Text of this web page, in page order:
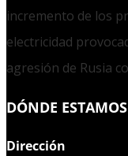
incremento de los
electricidad
agresión de Rusia
DÓNDE ESTAMOS
Dirección